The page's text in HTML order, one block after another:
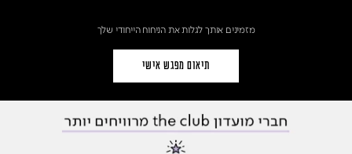
מזמינים אותך לגלות את הניחוח הייחודי שלך
תיאום מפגש אישי